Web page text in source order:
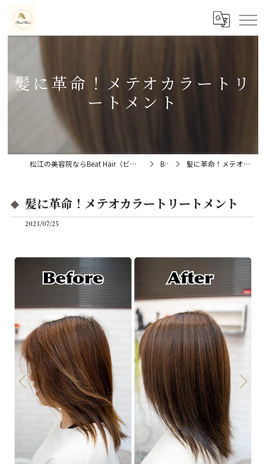
髪に革命！メテオカラートリ
ートメント
松江の美容院ならBeat Hair（ビートヘアー）髪質改善特化型サロン Blog 髪に革命！メテオカラートリートメント
髪に革命！メテオカラートリートメント
2023/07/25